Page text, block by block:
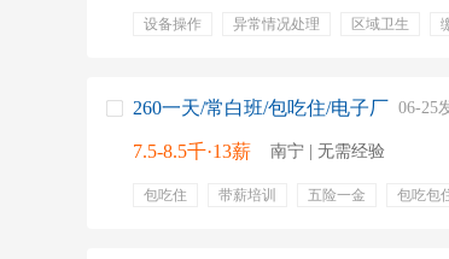
设备操作 异常情况处理 区域卫生
260一天/常白班/包吃住/电子厂 06-25
7.5-8.5千·13薪 南宁 | 无需经验
包吃住 带薪培训 五险一金 包吃包